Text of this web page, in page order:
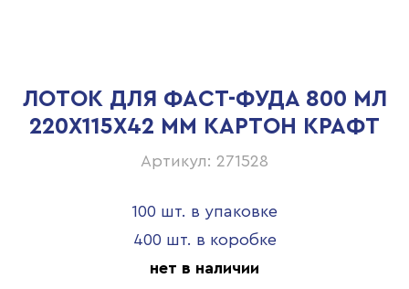
ЛОТОК ДЛЯ ФАСТ-ФУДА 800 МЛ
220Х115Х42 ММ КАРТОН КРАФТ
Артикул: 271528
100 шт. в упаковке
400 шт. в коробке
нет в наличии